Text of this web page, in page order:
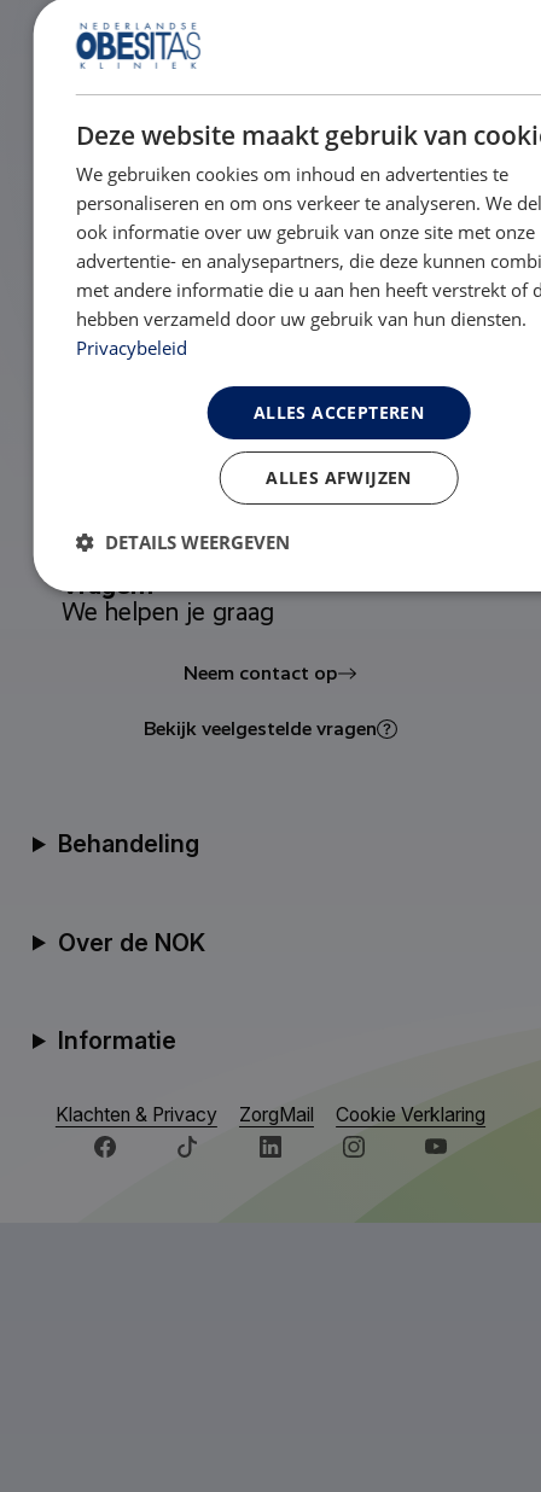
Medicatie als behandeling bij
obesitas: wat zijn de opties
zonder operatie?
Soorten maagverkleiningen:
welke mogelijkheden zijn er?
Vragen?
We helpen je graag
Neem contact op
Bekijk veelgestelde vragen
Behandeling
Over de NOK
Informatie
Klachten & Privacy ZorgMail Cookie Verklaring
Deze website maakt gebruik van
We gebruiken cookies om inhoud en advertenties te
personaliseren en om ons verkeer te analyseren. We
ook informatie over uw gebruik van onze site met onze
advertentie- en analysepartners, die deze kunnen
met andere informatie die u aan hen heeft verstrekt of
hebben verzameld door uw gebruik van hun diensten.
Privacybeleid
ALLES ACCEPTEREN
ALLES AFWIJZEN
DETAILS WEERGEVEN